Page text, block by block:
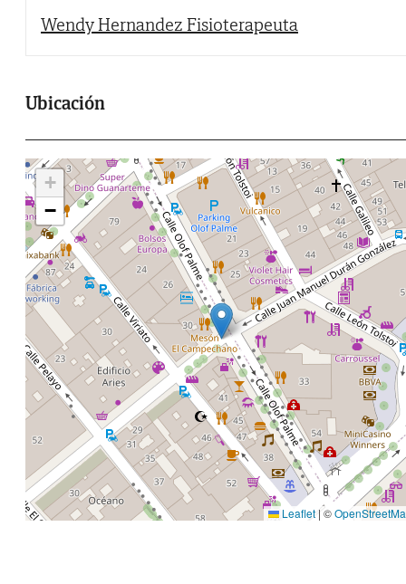
Wendy Hernandez Fisioterapeuta
Ubicación
+
−
Leaflet | ©